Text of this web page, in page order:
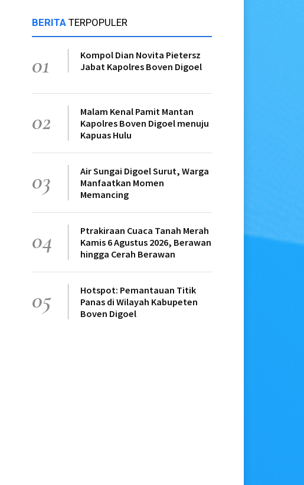
BERITA TERPOPULER
01
Kompol Dian Novita Pietersz
Jabat Kapolres Boven Digoel
02
Malam Kenal Pamit Mantan
Kapolres Boven Digoel menuju
Kapuas Hulu
03
Air Sungai Digoel Surut, Warga
Manfaatkan Momen
Memancing
04
Ptrakiraan Cuaca Tanah Merah
Kamis 6 Agustus 2026, Berawan
hingga Cerah Berawan
05
Hotspot: Pemantauan Titik
Panas di Wilayah Kabupeten
Boven Digoel